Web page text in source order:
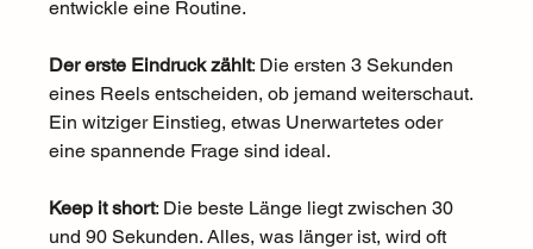
entwickle eine Routine.
Der erste Eindruck zählt: Die ersten 3 Sekunden
eines Reels entscheiden, ob jemand weiterschaut.
Ein witziger Einstieg, etwas Unerwartetes oder
eine spannende Frage sind ideal.
Keep it short: Die beste Länge liegt zwischen 30
und 90 Sekunden. Alles, was länger ist, wird oft